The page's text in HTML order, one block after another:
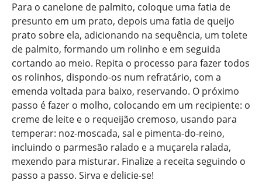
Para o canelone de palmito, coloque uma fatia de
presunto em um prato, depois uma fatia de queijo
prato sobre ela, adicionando na sequência, um tolete
de palmito, formando um rolinho e em seguida
cortando ao meio. Repita o processo para fazer todos
os rolinhos, dispondo-os num refratário, com a
emenda voltada para baixo, reservando. O próximo
passo é fazer o molho, colocando em um recipiente: o
creme de leite e o requeijão cremoso, usando para
temperar: noz-moscada, sal e pimenta-do-reino,
incluindo o parmesão ralado e a muçarela ralada,
mexendo para misturar. Finalize a receita seguindo o
passo a passo. Sirva e delicie-se!